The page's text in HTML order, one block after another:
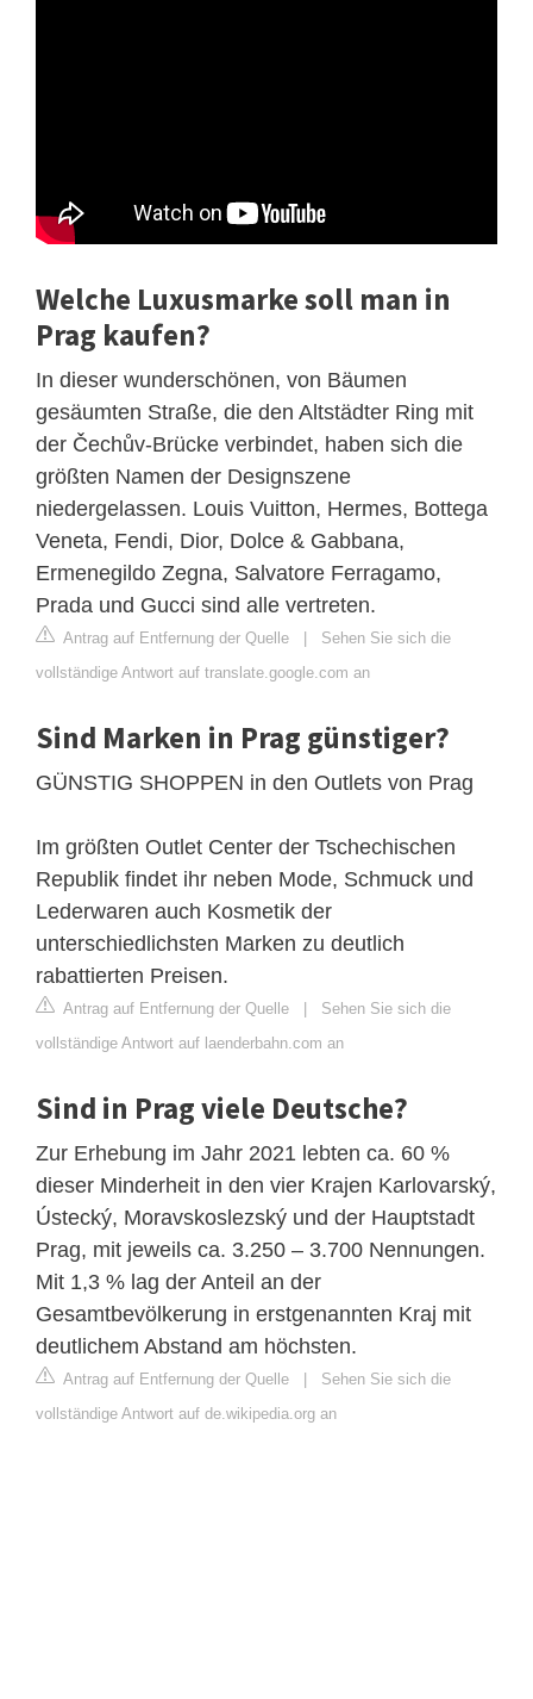
Welche Luxusmarke soll man in
Prag kaufen?
In dieser wunderschönen, von Bäumen
gesäumten Straße, die den Altstädter Ring mit
der Čechův-Brücke verbindet, haben sich die
größten Namen der Designszene
niedergelassen. Louis Vuitton, Hermes, Bottega
Veneta, Fendi, Dior, Dolce & Gabbana,
Ermenegildo Zegna, Salvatore Ferragamo,
Prada und Gucci sind alle vertreten.
Antrag auf Entfernung der Quelle | Sehen Sie sich die
vollständige Antwort auf translate.google.com an
Sind Marken in Prag günstiger?
GÜNSTIG SHOPPEN in den Outlets von Prag
Im größten Outlet Center der Tschechischen
Republik findet ihr neben Mode, Schmuck und
Lederwaren auch Kosmetik der
unterschiedlichsten Marken zu deutlich
rabattierten Preisen.
Antrag auf Entfernung der Quelle | Sehen Sie sich die
vollständige Antwort auf laenderbahn.com an
Sind in Prag viele Deutsche?
Zur Erhebung im Jahr 2021 lebten ca. 60 %
dieser Minderheit in den vier Krajen Karlovarský,
Ústecký, Moravskoslezský und der Hauptstadt
Prag, mit jeweils ca. 3.250 – 3.700 Nennungen.
Mit 1,3 % lag der Anteil an der
Gesamtbevölkerung in erstgenannten Kraj mit
deutlichem Abstand am höchsten.
Antrag auf Entfernung der Quelle | Sehen Sie sich die
vollständige Antwort auf de.wikipedia.org an